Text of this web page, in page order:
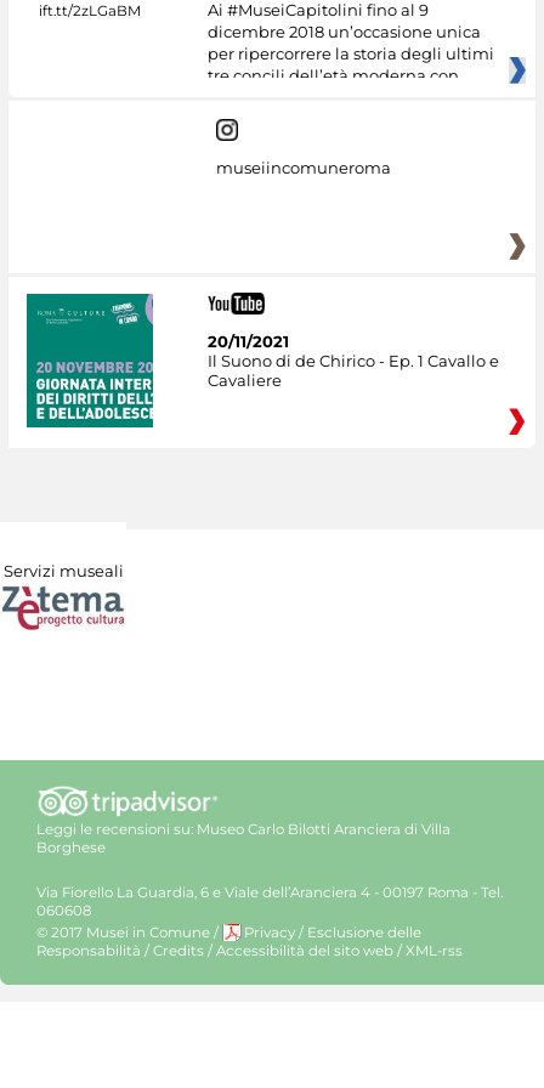
Ai #MuseiCapitolini fino al 9
dicembre 2018 un’occasione unica
per ripercorrere la storia degli ultimi
tre concili dell’età moderna con
museiincomuneroma
20/11/2021
Il Suono di de Chirico - Ep. 1 Cavallo e
Cavaliere
Servizi museali
Leggi le recensioni su: Museo Carlo Bilotti Aranciera di Villa
Borghese
Via Fiorello La Guardia, 6 e Viale dell’Aranciera 4 - 00197 Roma - Tel.
060608
© 2017 Musei in Comune / Privacy / Esclusione delle
Responsabilità / Credits / Accessibilità del sito web / XML-rss